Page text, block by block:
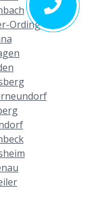
Ording